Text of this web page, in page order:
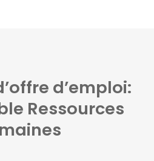
d’emploi:
Ressources